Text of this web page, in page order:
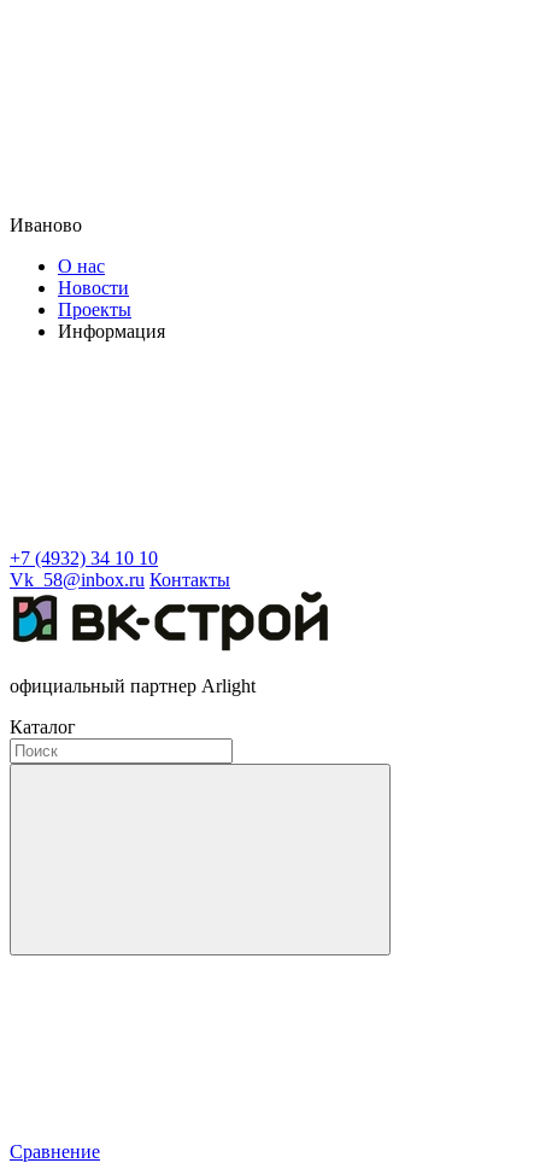
Иваново
О нас
Новости
Проекты
Информация
+7 (4932) 34 10 10
Vk_58@inbox.ru Контакты
официальный партнер Arlight
Каталог
Сравнение